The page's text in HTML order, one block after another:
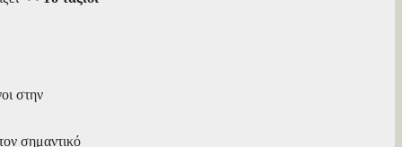
στην
σημαντικό